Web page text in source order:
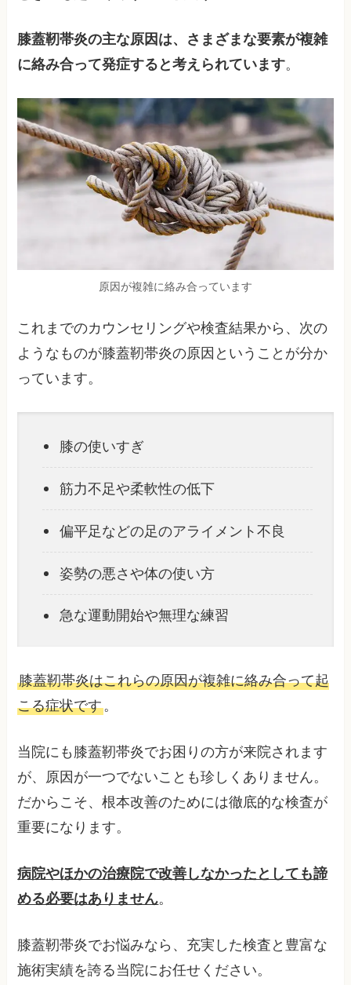
膝蓋靭帯炎の主な原因は、さまざまな要素が複雑
に絡み合って発症すると考えられています。
原因が複雑に絡み合っています
これまでのカウンセリングや検査結果から、次の
ようなものが膝蓋靭帯炎の原因ということが分か
っています。
膝の使いすぎ
筋力不足や柔軟性の低下
偏平足などの足のアライメント不良
姿勢の悪さや体の使い方
急な運動開始や無理な練習
膝蓋靭帯炎はこれらの原因が複雑に絡み合って起
こる症状です。
当院にも膝蓋靭帯炎でお困りの方が来院されます
が、原因が一つでないことも珍しくありません。
だからこそ、根本改善のためには徹底的な検査が
重要になります。
病院やほかの治療院で改善しなかったとしても諦
める必要はありません。
膝蓋靭帯炎でお悩みなら、充実した検査と豊富な
施術実績を誇る当院にお任せください。